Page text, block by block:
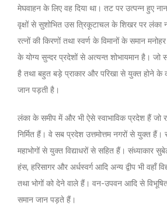
मेघवाहन के लिए वह दिया था। तट पर उत्पन्न हुए
वृक्षों से सुशोभित उस त्रिकूटाचल के शिखर पर लंका
रत्नों की किरणों तथा स्वर्ण के विमानों के समान
के योग्य सुन्दर प्रदेशों से अत्यन्त शोभायमान है।
है तथा बहुत बड़े प्राकार और परिखा से युक्त होने के
जान पड़ती है।
लंका के समीप में और भी ऐसे स्वाभाविक प्रदेश हैं जो
निर्मित हैं। वे सब प्रदेश उत्तमोत्तम नगरों से युक्त हैं।
महाभोगों से युक्त विद्याधरों से सहित हैं। संध्याकार
हंस, हरिसागर और अर्धस्वर्ग आदि अन्य द्वीप भी वहाँ
तथा भोगों को देने वाले हैं। वन-उपवन आदि से
समान जान पड़ते हैं।